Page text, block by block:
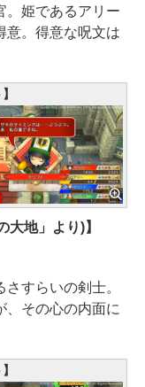
姫であるアリー
意。得意な呪文は
大地」より)】
すらいの剣士。
、その心の内面に